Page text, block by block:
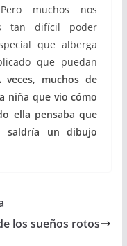
muchos nos
tan difícil poder
que alberga
que puedan
veces, muchos de
niña que vio cómo
ella pensaba que
saldría un dibujo
los sueños rotos